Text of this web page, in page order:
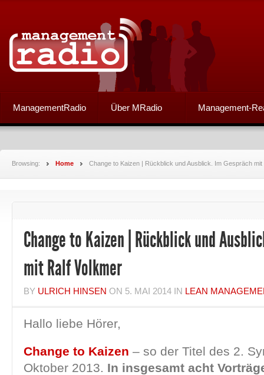
ManagementRadio Über MRadio Management-
Browsing: Home Change to Kaizen | Rückblick und Ausblick. Im Gespräch mit
Change to Kaizen | Rückblick und
mit Ralf Volkmer
BY ULRICH HINSEN ON 5. MAI 2014 IN LEAN
Hallo liebe Hörer,
Change to Kaizen – so der Titel des 2.
Oktober 2013. In insgesamt acht